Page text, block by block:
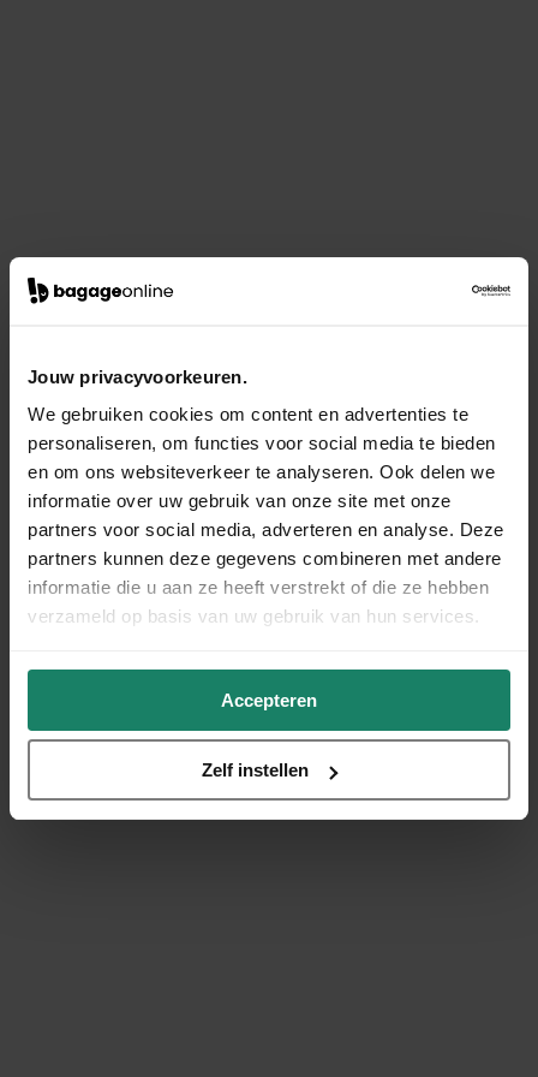
Jouw privacyvoorkeuren.
We gebruiken cookies om content en advertenties te
personaliseren, om functies voor social media te bieden
en om ons websiteverkeer te analyseren. Ook delen we
informatie over uw gebruik van onze site met onze
partners voor social media, adverteren en analyse. Deze
partners kunnen deze gegevens combineren met andere
informatie die u aan ze heeft verstrekt of die ze hebben
verzameld op basis van uw gebruik van hun services.
Accepteren
Zelf instellen